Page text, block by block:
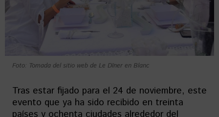
Foto: Tomada del sitio web de Le Dîner en Blanc
Tras estar fijado para el 24 de noviembre, este
evento que ya ha sido recibido en treinta
países y ochenta ciudades alrededor del